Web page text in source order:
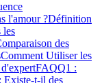
l'amour ?Définition
les
des
Comment Utiliser les
FAQQ1 :
Existe-t-il des